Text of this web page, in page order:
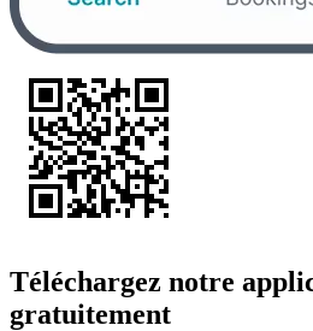
Téléchargez notre
gratuitement